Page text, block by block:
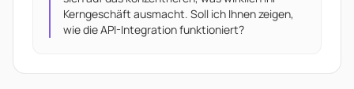
Kerngeschäft ausmacht. Soll ich Ihnen zeigen,
wie die API-Integration funktioniert?